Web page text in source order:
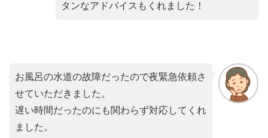
タンなアドバイスもくれました！
お風呂の水道の故障だったので夜緊急依頼さ
せていただきました。
遅い時間だったのにも関わらず対応してくれ
ました。